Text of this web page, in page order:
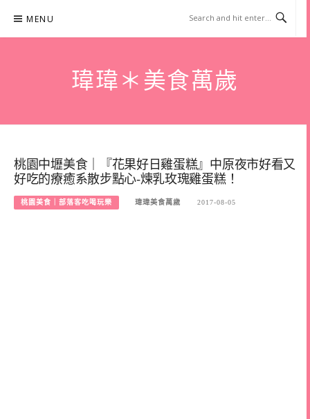
content
MENU
瑋瑋＊美食萬歲
桃園中壢美食｜『花果好日雞蛋糕』中原夜市好看又
好吃的療癒系散步點心-煉乳玫瑰雞蛋糕！
桃園美食｜部落客吃喝玩樂 瑋瑋美食萬歲 2017-08-05